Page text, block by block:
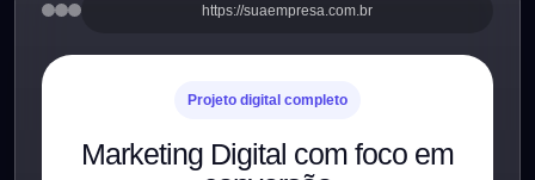
https://suaempresa.com.br
Projeto digital completo
Marketing Digital com foco em